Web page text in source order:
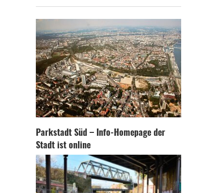
Parkstadt Süd – Info-Homepage der
Stadt ist online